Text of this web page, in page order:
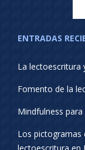
ENTRADAS
La lectoescritura
Fomento de la
Mindfulness
Los pictogramas